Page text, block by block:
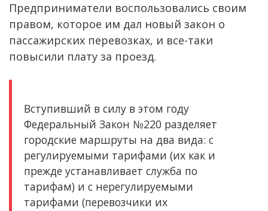
Предприниматели воспользовались своим
правом, которое им дал новый закон о
пассажирских перевозках, и все-таки
повысили плату за проезд.
Вступивший в силу в этом году
Федеральный Закон №220 разделяет
городские маршруты на два вида: с
регулируемыми тарифами (их как и
прежде устанавливает служба по
тарифам) и с нерегулируемыми
тарифами (перевозчики их